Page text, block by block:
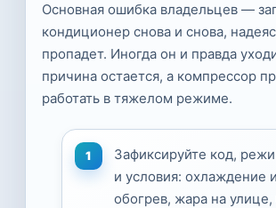
Основная ошибка владельцев —
кондиционер снова и снова,
пропадет. Иногда он и правда
причина остается, а компрессор
работать в тяжелом режиме.
Зафиксируйте код,
и условия: охлаждение
обогрев, жара на